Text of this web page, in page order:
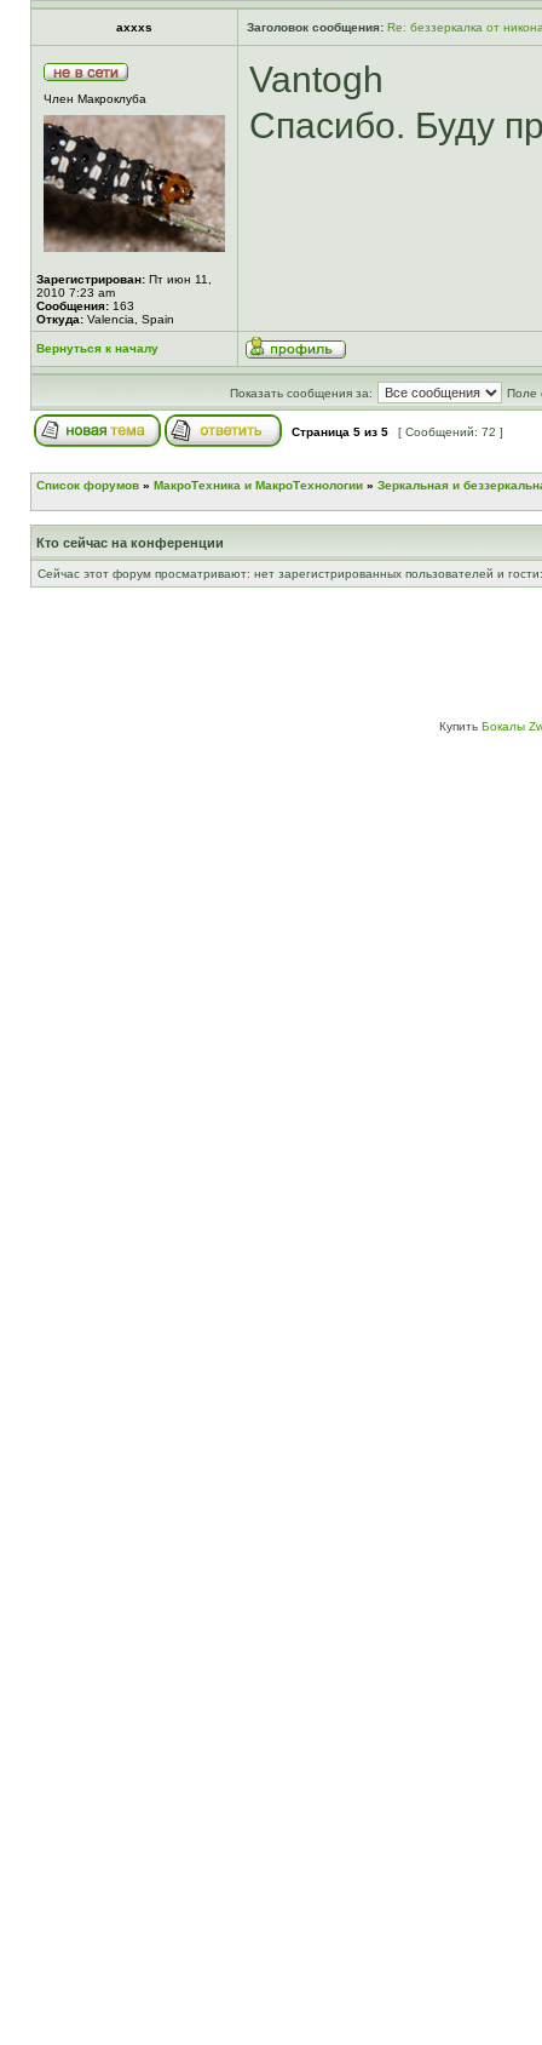
axxxs Заголовок сообщения: Re: беззеркалка от
Член Макроклуба
Зарегистрирован: Пт июн 11,
2010 7:23 am
Сообщения: 163
Откуда: Valencia, Spain
Vantogh
Спасибо. Буду
Вернуться к началу
Показать сообщения за: Поле
Страница 5 из 5 [ Сообщений: 72 ]
Список форумов » МакроТехника и МакроТехнологии » Зеркальная и
Кто сейчас на конференции
Сейчас этот форум просматривают: нет зарегистрированных пользователей и
Купить Бокалы